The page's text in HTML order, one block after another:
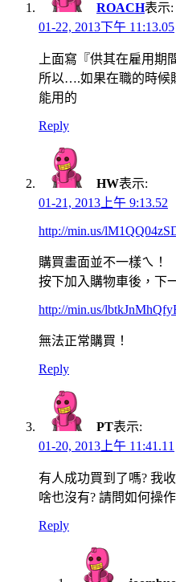
ROACH表示:
01-22, 2013下午 11:13.05
上面寫『供其在雇用期
所以….如果在職的時候
能用的
Reply
HW表示:
01-21, 2013上午 9:13.52
http://min.us/
購買畫面並不一樣ㄟ！
按下加入購物車後，下
http://min.us/
無法正常購買！
Reply
PT表示:
01-20, 2013上午 11:41.11
有人成功買到了嗎? 我
啥也沒有? 請問如何操
Reply